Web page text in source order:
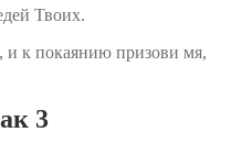
Твоих.
к покаянию призови мя,
3